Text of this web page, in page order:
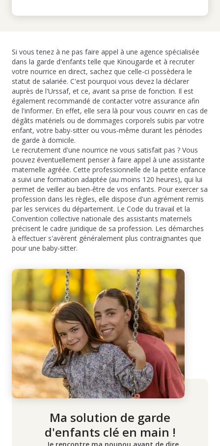
Si vous tenez à ne pas faire appel à une agence spécialisée
dans la garde d'enfants telle que Kinougarde et à recruter
votre nourrice en direct, sachez que celle-ci possèdera le
statut de salariée. C'est pourquoi vous devez la déclarer
auprès de l'Urssaf, et ce, avant sa prise de fonction. Il est
également recommandé de contacter votre assurance afin
de l'informer. En effet, elle sera là pour vous couvrir en cas de
dégâts matériels ou de dommages corporels subis par votre
enfant, votre baby-sitter ou vous-même durant les périodes
de garde à domicile.
Le recrutement d'une nourrice ne vous satisfait pas ? Vous
pouvez éventuellement penser à faire appel à une assistante
maternelle agréée. Cette professionnelle de la petite enfance
a suivi une formation adaptée (au moins 120 heures), qui lui
permet de veiller au bien-être de vos enfants. Pour exercer sa
profession dans les règles, elle dispose d'un agrément remis
par les services du département. Le Code du travail et la
Convention collective nationale des assistants maternels
précisent le cadre juridique de sa profession. Les démarches
à effectuer s'avèrent généralement plus contraignantes que
pour une baby-sitter.
Ma solution de garde
d'enfants clé en main !